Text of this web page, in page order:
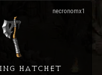
necronomx1
HATCHET